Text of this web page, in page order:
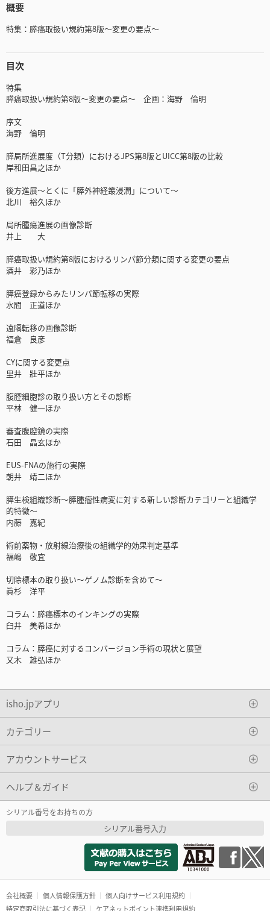
概要
特集：膵癌取扱い規約第8版～変更の要点～
目次
特集
膵癌取扱い規約第8版～変更の要点～ 企画：海野 倫明
序文
海野 倫明
膵局所進展度（T分類）におけるJPS第8版とUICC第8版の比較
岸和田昌之ほか
後方進展～とくに「膵外神経叢浸潤」について～
北川 裕久ほか
局所腫瘍進展の画像診断
井上 大
膵癌取扱い規約第8版におけるリンパ節分類に関する変更の要点
酒井 彩乃ほか
膵癌登録からみたリンパ節転移の実際
水間 正道ほか
遠隔転移の画像診断
福倉 良彦
CYに関する変更点
里井 壯平ほか
腹腔細胞診の取り扱い方とその診断
平林 健一ほか
審査腹腔鏡の実際
石田 晶玄ほか
EUS-FNAの施行の実際
朝井 靖二ほか
膵生検組織診断～膵腫瘤性病変に対する新しい診断カテゴリーと組織学
的特徴～
内藤 嘉紀
術前薬物・放射線治療後の組織学的効果判定基準
福嶋 敬宜
切除標本の取り扱い～ゲノム診断を含めて～
眞杉 洋平
コラム：膵癌標本のインキングの実際
臼井 美希ほか
コラム：膵癌に対するコンバージョン手術の現状と展望
又木 雄弘ほか
isho.jpアプリ
カテゴリー
アカウントサービス
ヘルプ＆ガイド
シリアル番号をお持ちの方
シリアル番号入力
会社概要 個人情報保護方針
個人向けサービス利用規約
特定商取引法に基づく表記
ケアネットポイント連携利用規約